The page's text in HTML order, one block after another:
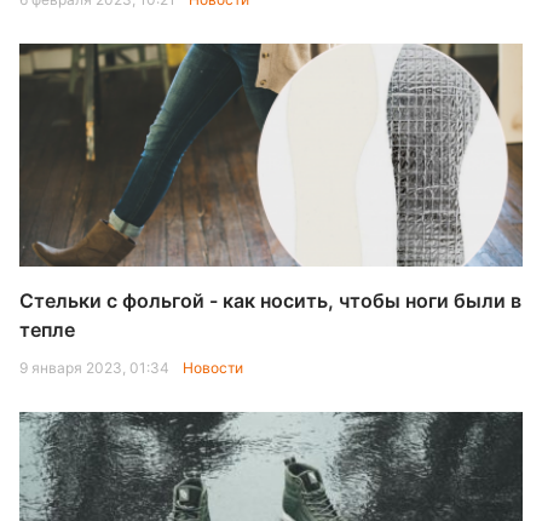
Стельки с фольгой - как носить, чтобы ноги были в
тепле
9 января 2023, 01:34 Новости